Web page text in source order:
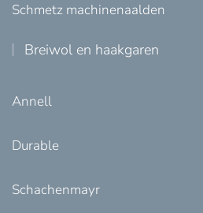
Schmetz machinenaalden
Breiwol en haakgaren
Annell
Durable
Schachenmayr